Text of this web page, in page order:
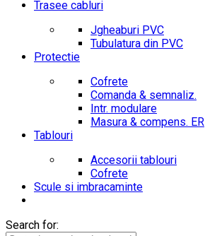
Trasee cabluri
Jgheaburi PVC
Tubulatura din PVC
Protectie
Cofrete
Comanda & semnaliz.
Intr. modulare
Masura & compens. ER
Tablouri
Accesorii tablouri
Cofrete
Scule si imbracaminte
Search for: